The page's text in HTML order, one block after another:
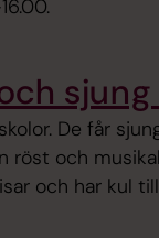
sjung
De får
röst och
och har kul